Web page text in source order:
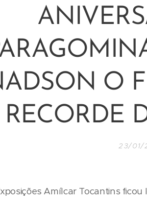
O
RECORDE
23/01/
Amílcar Tocantins